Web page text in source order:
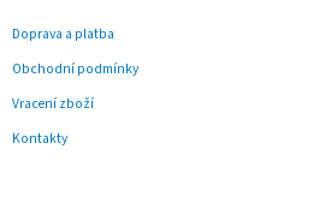
Doprava a platba
Obchodní podmínky
Vracení zboží
Kontakty